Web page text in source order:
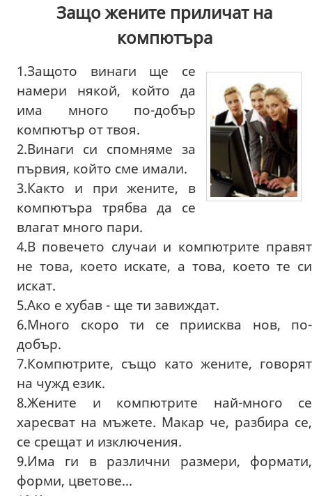
Защо жените приличат на
компютъра
1.Защото винаги ще се
намери някой, който да
има много по-добър
компютър от твоя.
2.Винаги си спомняме за
първия, който сме имали.
3.Както и при жените, в
компютъра трябва да се
влагат много пари.
4.В повечето случаи и компютрите правят
не това, което искате, а това, което те си
искат.
5.Ако е хубав - ще ти завиждат.
6.Много скоро ти се приисква нов, по-
добър.
7.Компютрите, също като жените, говорят
на чужд език.
8.Жените и компютрите най-много се
харесват на мъжете. Макар че, разбира се,
се срещат и изключения.
9.Има ги в различни размери, формати,
форми, цветове...